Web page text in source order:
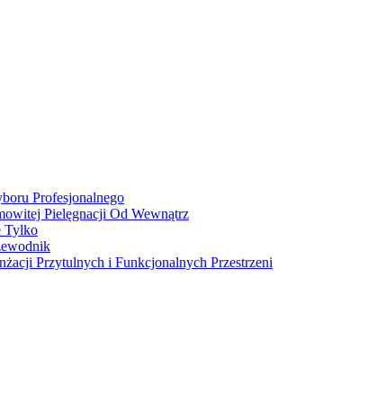
Profesjonalnego
Pielęgnacji Od Wewnątrz
Tylko
Przytulnych i Funkcjonalnych Przestrzeni